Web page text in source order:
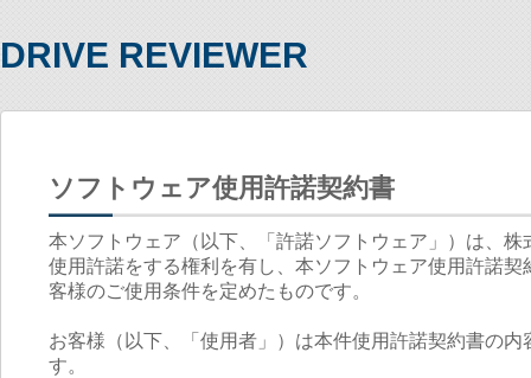
DRIVE REVIEWER
ソフトウェア使用許諾契約書
本ソフトウェア（以下、「許諾ソフトウェア」）は、
使用許諾をする権利を有し、本ソフトウェア使用許諾
客様のご使用条件を定めたものです。
お客様（以下、「使用者」）は本件使用許諾契約書の
す。